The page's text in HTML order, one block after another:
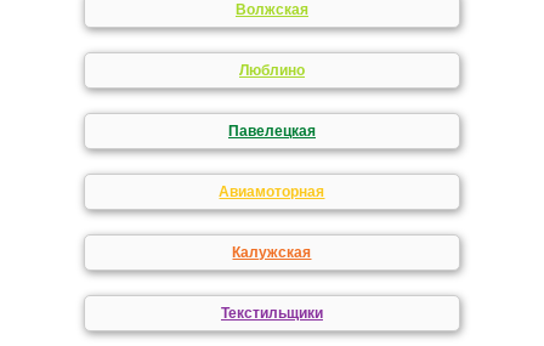
Волжская
Люблино
Павелецкая
Авиамоторная
Калужская
Текстильщики